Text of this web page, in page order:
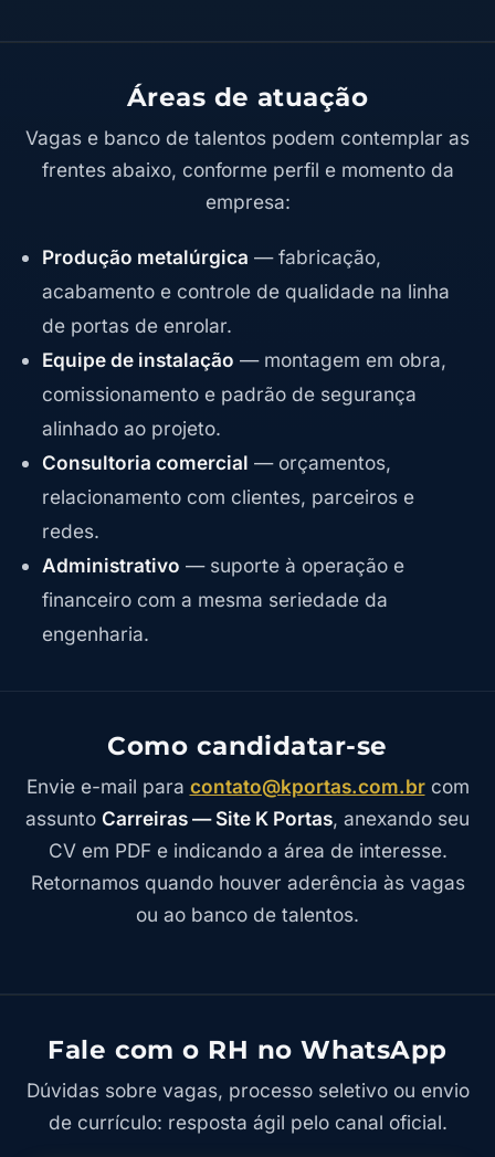
Áreas de atuação
Vagas e banco de talentos podem contemplar as
frentes abaixo, conforme perfil e momento da
empresa:
Produção metalúrgica — fabricação,
acabamento e controle de qualidade na linha
de portas de enrolar.
Equipe de instalação — montagem em obra,
comissionamento e padrão de segurança
alinhado ao projeto.
Consultoria comercial — orçamentos,
relacionamento com clientes, parceiros e
redes.
Administrativo — suporte à operação e
financeiro com a mesma seriedade da
engenharia.
Como candidatar-se
Envie e-mail para contato@kportas.com.brcom
assunto Carreiras — Site K Portas, anexando seu
CV em PDF e indicando a área de interesse.
Retornamos quando houver aderência às vagas
ou ao banco de talentos.
Fale com o RH no WhatsApp
Dúvidas sobre vagas, processo seletivo ou envio
de currículo: resposta ágil pelo canal oficial.